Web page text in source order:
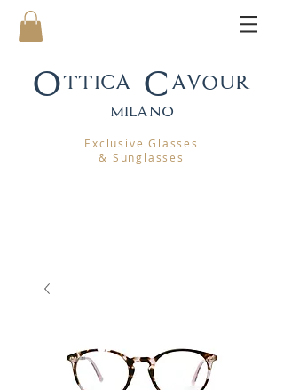
Ottica Cavour
milano
Exclusive Glasses
& Sunglasses